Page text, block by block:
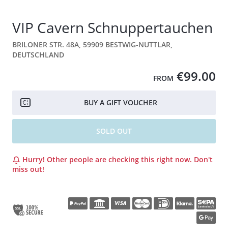
VIP Cavern Schnuppertauchen
BRILONER STR. 48A, 59909 BESTWIG-NUTTLAR,
DEUTSCHLAND
FROM €99.00
BUY A GIFT VOUCHER
SOLD OUT
Hurry! Other people are checking this right now. Don't
miss out!